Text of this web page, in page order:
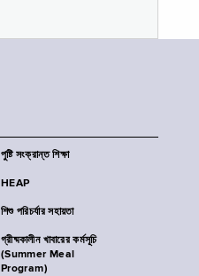
পুষ্টি সংক্রান্ত শিক্ষা
HEAP
শিশু পরিচর্যার সহায়তা
গ্রীষ্মকালীন খাবারের কর্মসূচি
(Summer Meal
Program)